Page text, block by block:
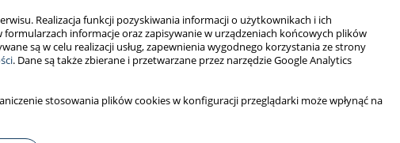
Realizacja funkcji pozyskiwania informacji o użytkownikach i ich
informacje oraz zapisywanie w urządzeniach końcowych plików
są w celu realizacji usług, zapewnienia wygodnego korzystania ze strony
. Dane są także zbierane i przetwarzane przez narzędzie Google Analytics
stosowania plików cookies w konfiguracji przeglądarki może wpłynąć na
Najczęściej czytane
Bieżący numer
Occupational burnout
with physical activity
fitness among nurses: